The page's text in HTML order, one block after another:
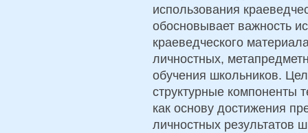
использования
обосновывает важность
краеведческого
личностных,
обучения школьников.
структурные компоненты
как основу достижения
личностных результатов